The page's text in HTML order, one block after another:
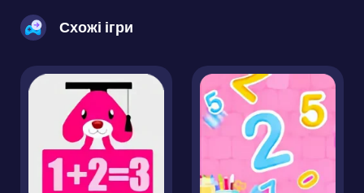
Схожі ігри